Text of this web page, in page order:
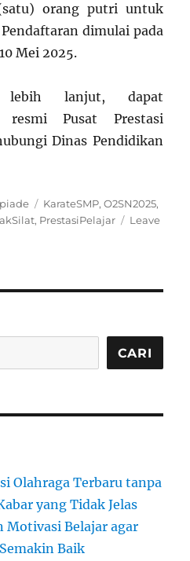
orang putri untuk
dimulai pada
Mei 2025.
lebih lanjut, dapat
resmi Pusat Prestasi
Dinas Pendidikan
Tags
KarateSMP,O2SN2025,
, PrestasiPelajar
Leave
CARI
Olahraga Terbaru tanpa
yang Tidak Jelas
Motivasi Belajar agar
Baik